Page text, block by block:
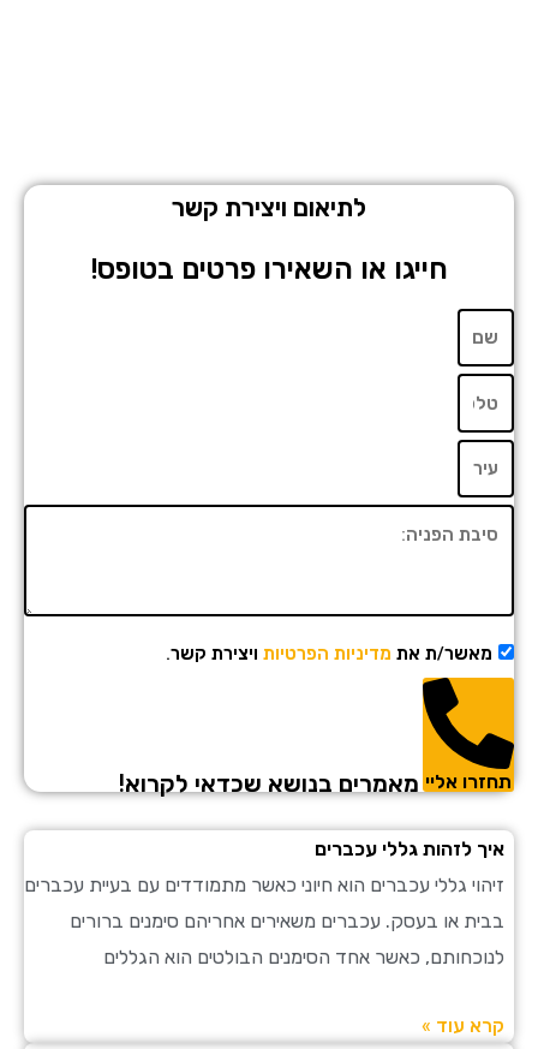
לתיאום ויצירת קשר
חייגו או השאירו פרטים בטופס!
מאשר/ת את מדיניות הפרטיות ויצירת קשר.
תחזרו אליי מאמרים בנושא שכדאי לקרוא!
איך לזהות גללי עכברים
זיהוי גללי עכברים הוא חיוני כאשר מתמודדים עם בעיית עכברים
בבית או בעסק. עכברים משאירים אחריהם סימנים ברורים
לנוכחותם, כאשר אחד הסימנים הבולטים הוא הגללים
קרא עוד »